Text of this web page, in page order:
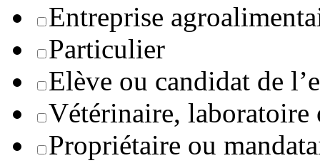
Entreprise
Particulier
Elève ou candidat de
Vétérinaire, laboratoire
Propriétaire ou